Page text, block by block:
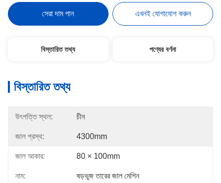
সেরা দাম পান এখনই যোগাযোগ করুন
বিস্তারিত তথ্য পণ্যের বর্ণনা
বিস্তারিত তথ্য
উৎপত্তি স্থল: চীন
জাল প্রস্থ: 4300mm
জাল আকার: 80 × 100mm
নাম: ষড়ভুজ তারের জাল মেশিন